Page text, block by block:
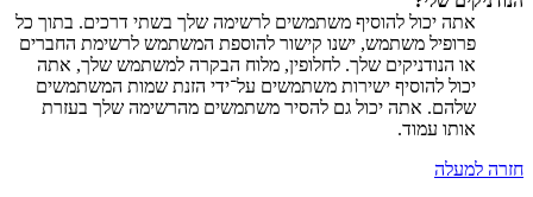
אתה יכול להוסיף משתמשים לרשימה שלך בשתי דרכים. בתוך כל
פרופיל משתמש, ישנו קישור להוספת המשתמש לרשימת החברים
או הנודניקים שלך. לחלופין, מלוח הבקרה למשתמש שלך, אתה
יכול להוסיף ישירות משתמשים על־ידי הזנת שמות המשתמשים
שלהם. אתה יכול גם להסיר משתמשים מהרשימה שלך בעזרת
אותו עמוד.
חזרה למעלה